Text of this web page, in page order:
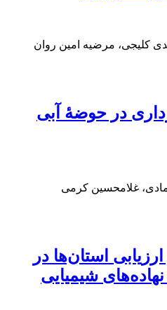
کلیجی، مرضیه امین روان
در حوضۀ آبی
غلامحسین کرمی
استان‌ها در
شیمیایی